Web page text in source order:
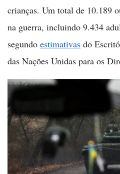
crianças. Um total de 10.189
na guerra, incluindo 9.434
segundo estimativas do
das Nações Unidas para os